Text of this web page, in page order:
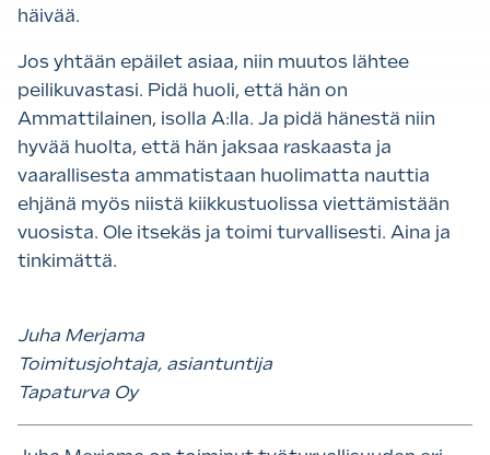
häivää.
Jos yhtään epäilet asiaa, niin muutos lähtee
peilikuvastasi. Pidä huoli, että hän on
Ammattilainen, isolla A:lla. Ja pidä hänestä niin
hyvää huolta, että hän jaksaa raskaasta ja
vaarallisesta ammatistaan huolimatta nauttia
ehjänä myös niistä kiikkustuolissa viettämistään
vuosista. Ole itsekäs ja toimi turvallisesti. Aina ja
tinkimättä.
Juha Merjama
Toimitusjohtaja, asiantuntija
Tapaturva Oy